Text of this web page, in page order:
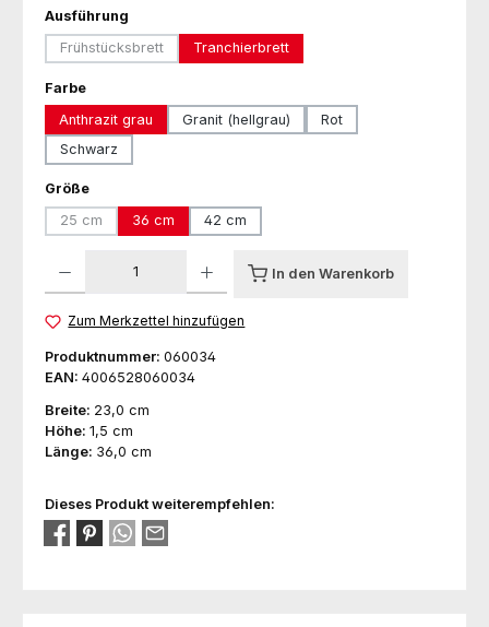
Ausführung
Frühstücksbrett
(Diese Option ist zurzeit nicht verfügbar.)
Tranchierbrett
Farbeauswählen
Anthrazit grau
Granit (hellgrau)
Rot
Schwarz
Größeauswählen
25 cm
(Diese Option ist zurzeit nicht verfügbar.)
36 cm 42 cm
In den Warenkorb
Zum Merkzettel hinzufügen
Produktnummer: 060034
EAN: 4006528060034
Breite: 23,0 cm
Höhe: 1,5 cm
Länge: 36,0 cm
Dieses Produkt weiterempfehlen: